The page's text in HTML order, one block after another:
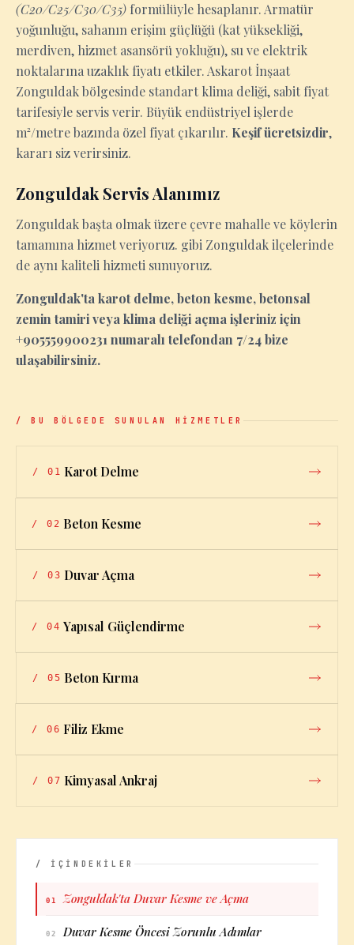
(C20/C25/C30/C35) formülüyle hesaplanır. Armatür
yoğunluğu, sahanın erişim güçlüğü (kat yüksekliği,
merdiven, hizmet asansörü yokluğu), su ve elektrik
noktalarına uzaklık fiyatı etkiler. Askarot İnşaat
Zonguldak bölgesinde standart klima deliği, sabit fiyat
tarifesiyle servis verir. Büyük endüstriyel işlerde
m²/metre bazında özel fiyat çıkarılır. Keşif ücretsizdir,
kararı siz verirsiniz.
Zonguldak Servis Alanımız
Zonguldak başta olmak üzere çevre mahalle ve köylerin
tamamına hizmet veriyoruz. gibi Zonguldak ilçelerinde
de aynı kaliteli hizmeti sunuyoruz.
Zonguldak'ta karot delme, beton kesme, betonsal
zemin tamiri veya klima deliği açma işleriniz için
+905559900231 numaralı telefondan 7/24 bize
ulaşabilirsiniz.
/ BU BÖLGEDE SUNULAN HİZMETLER
/ 01 Karot Delme
/ 02 Beton Kesme
/ 03 Duvar Açma
/ 04 Yapısal Güçlendirme
/ 05 Beton Kırma
/ 06 Filiz Ekme
/ 07 Kimyasal Ankraj
/ İÇİNDEKİLER
01 Zonguldak'ta Duvar Kesme ve Açma
02 Duvar Kesme Öncesi Zorunlu Adımlar